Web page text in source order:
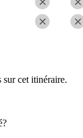
sur cet itinéraire.